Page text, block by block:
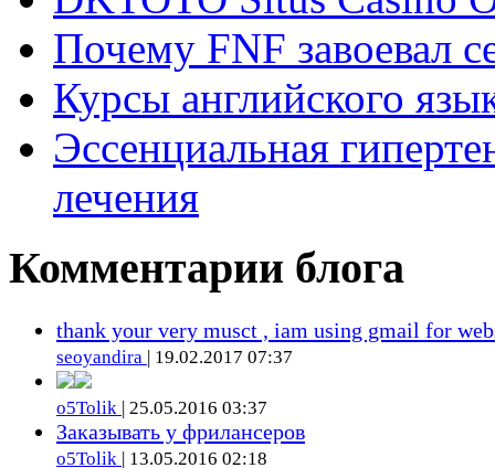
Почему FNF завоевал
Курсы английского
Эссенциальная
лечения
Комментарии блога
thank your very musct , iam using gmail for
seoyandira | 19.02.2017 07:37
o5Tolik | 25.05.2016 03:37
Заказывать у фрилансеров
o5Tolik | 13.05.2016 02:18